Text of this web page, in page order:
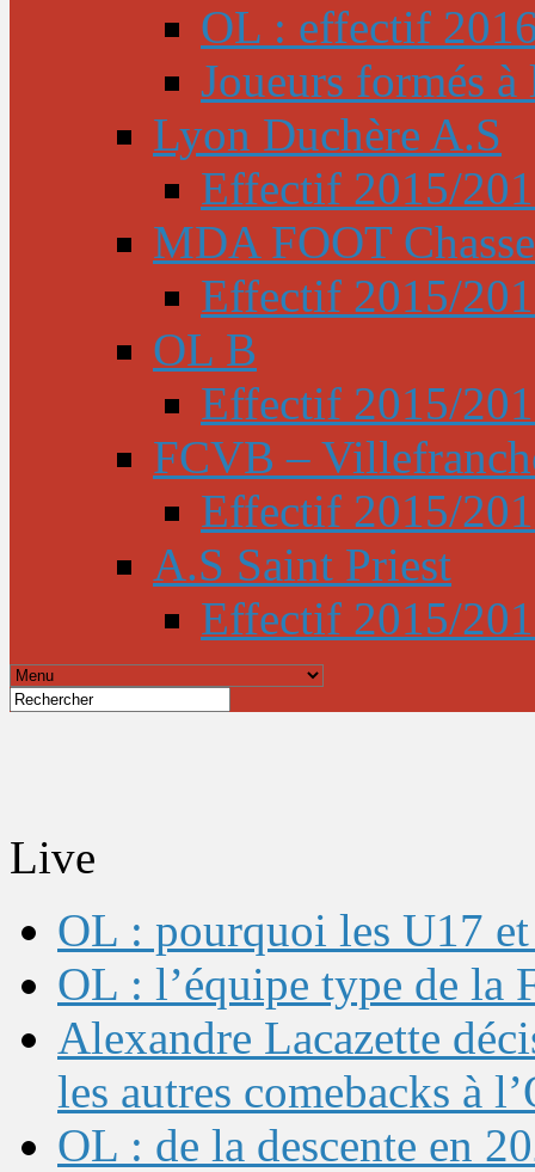
OL : effectif
Joueurs formés
Lyon Duchère A.S
Effectif 2015/
MDA FOOT
Effectif 2015/
OL B
Effectif 2015/
FCVB –
Effectif 2015/
A.S Saint Priest
Effectif 2015/
Live
OL : pourquoi les U17
OL : l’équipe type de la
Alexandre Lacazette
les autres comebacks à
OL : de la descente en